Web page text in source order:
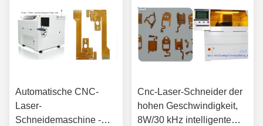
Automatische CNC-
Laser-
Schneidemaschine -
Cnc-Laser-Schneider der
hohen Geschwindigkeit,
8W/30 kHz intelligente